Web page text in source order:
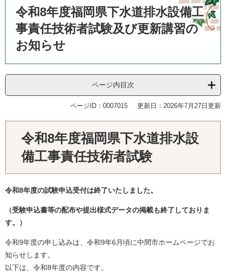
令和8年度福岡県下水道排水設備工
事責任技術者試験及び更新講習の
お知らせ
ページ内目次
ページID：0007015 更新日：2026年7月27日更新
令和8年度福岡県下水道排水設
備工事責任技術者試験
令和8年度の試験申込受付は終了いたしました。
（受験申込書等の配布や提出様式データの掲載も終了しておりま
す。）​
令和9年度の申し込みは、令和9年6月頃に中間市ホームページでお
知らせします。
以下は、令和8年度の内容です。